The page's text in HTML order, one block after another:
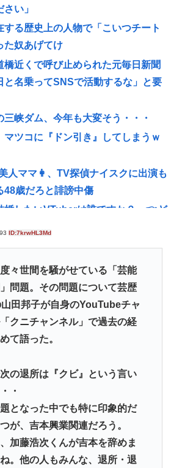
い」
する歴史上の人物で「こいつチート
奴あげてけ
橋近くで呼び止められた元毎日新聞
と名乗ってSNSで活動するな」と要
三峡ダム、今年も大変そう・・・
マツコに『ドン引き』してしまうｗ
人ママ👩、TV探偵ナイスクに出演も
48歳だろと誹謗中傷
婚したいVTuberは誰ですか？」👈ど
・デラックス「バスタオル、何日使
の答え「今日は全部、本当のこと言
「ウクライナに残されている時間は
設テロではなくプランBやプランCを
長崎の被爆体験者「何のために」
高齢者の｢テレビ離れ｣が始まった
ーさんの晩年（2011-2019）の成績、
ないwww
きで夏の甲子園を危惧「鍛え上げ
でも、危ないのではないかな」
ID:7krwHL3Md
々世間を騒がせている「芸能
問題。その問題について芸歴
田邦子が自身のYouTubeチャ
クニチャンネル」で過去の経
て語った。
の退所は『クビ』という言い
・
となった中でも特に印象的だ
が、吉本興業関連だろう。
、加藤浩次くんが吉本を辞めま
。他の人もみんな、退所・退